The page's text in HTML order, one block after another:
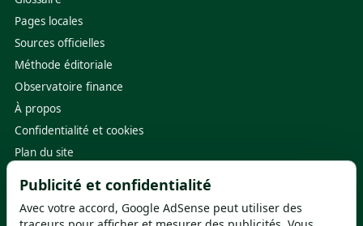
Pages locales
Sources officielles
Méthode éditoriale
Observatoire finance
À propos
Confidentialité et cookies
Plan du site
Banque de France·ACPR
Publicité et confidentialité
Avec votre accord, Google AdSense peut utiliser des